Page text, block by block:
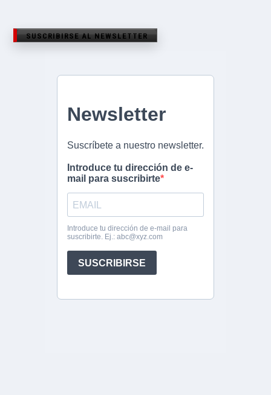
SUSCRIBIRSE AL NEWSLETTER